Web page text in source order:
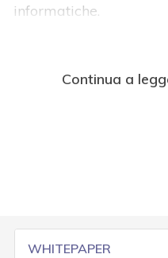
informatiche.
Continua a
WHITEPAPER